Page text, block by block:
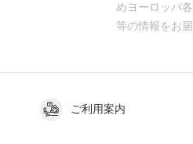
各国のお得意さま
ける簡単レシ
ご利用案内